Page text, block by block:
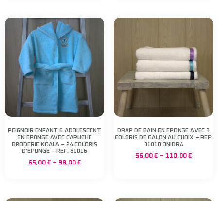
PEIGNOIR ENFANT & ADOLESCENT
EN EPONGE AVEC CAPUCHE
BRODERIE KOALA – 24 COLORIS
D’EPONGE – REF: 81016
65,00 € – 98,00 €
DRAP DE BAIN EN EPONGE AVEC 3
COLORIS DE GALON AU CHOIX – REF:
31010 ONIDRA
56,00 € – 110,00 €